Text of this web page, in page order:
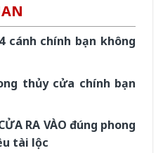
cánh chính bạn không
thủy cửa chính bạn
RA VÀO đúng phong
tài lộc